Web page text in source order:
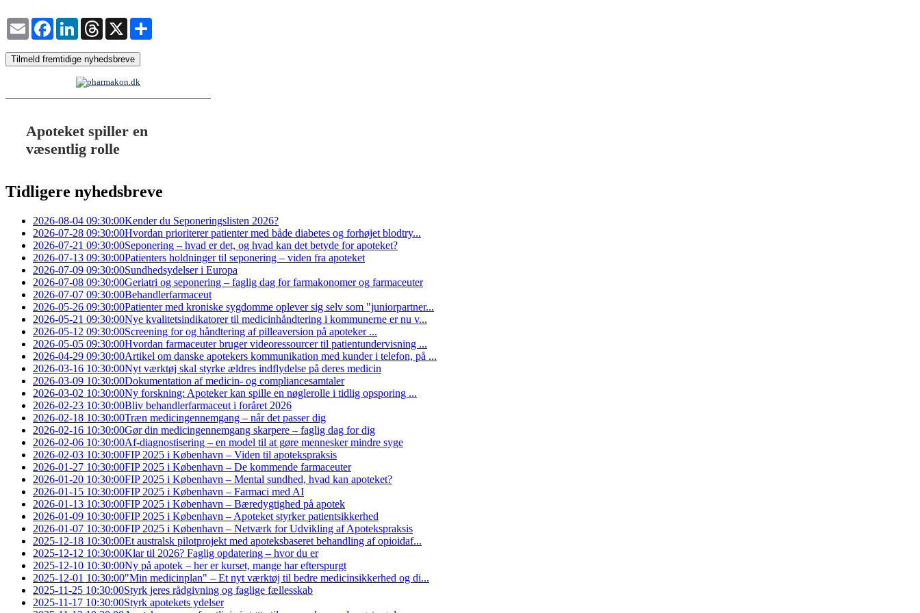
Email FacebookLinkedInThreadsX
Tilmeld fremtidige nyhedsbreve
Tidligere nyhedsbreve
2026-08-04 09:30:00Kender du Seponeringslisten 2026?
2026-07-28 09:30:00Hvordan prioriterer patienter med både diabetes og forhøjet blodtry...
2026-07-21 09:30:00Seponering – hvad er det, og hvad kan det betyde for apoteket?
2026-07-13 09:30:00Patienters holdninger til seponering – viden fra apoteket
2026-07-09 09:30:00Sundhedsydelser i Europa
2026-07-08 09:30:00Geriatri og seponering – faglig dag for farmakonomer og farmaceuter
2026-07-07 09:30:00Behandlerfarmaceut
2026-05-26 09:30:00Patienter med kroniske sygdomme oplever sig selv som "juniorpartner...
2026-05-21 09:30:00Nye kvalitetsindikatorer til medicinhåndtering i kommunerne er nu v...
2026-05-12 09:30:00Screening for og håndtering af pilleaversion på apoteker ...
2026-05-05 09:30:00Hvordan farmaceuter bruger videoressourcer til patientundervisning ...
2026-04-29 09:30:00Artikel om danske apotekers kommunikation med kunder i telefon, på ...
2026-03-16 10:30:00Nyt værktøj skal styrke ældres indflydelse på deres medicin
2026-03-09 10:30:00Dokumentation af medicin- og compliancesamtaler
2026-03-02 10:30:00Ny forskning: Apoteker kan spille en nøglerolle i tidlig opsporing ...
2026-02-23 10:30:00Bliv behandlerfarmaceut i foråret 2026
2026-02-18 10:30:00Træn medicingennemgang – når det passer dig
2026-02-16 10:30:00Gør din medicingennemgang skarpere – faglig dag for dig
2026-02-06 10:30:00Af-diagnostisering – en model til at gøre mennesker mindre syge
2026-02-03 10:30:00FIP 2025 i København – Viden til apotekspraksis
2026-01-27 10:30:00FIP 2025 i København – De kommende farmaceuter
2026-01-20 10:30:00FIP 2025 i København – Mental sundhed, hvad kan apoteket?
2026-01-15 10:30:00FIP 2025 i København – Farmaci med AI
2026-01-13 10:30:00FIP 2025 i København – Bæredygtighed på apotek
2026-01-09 10:30:00FIP 2025 i København – Apoteket styrker patientsikkerhed
2026-01-07 10:30:00FIP 2025 i København – Netværk for Udvikling af Apotekspraksis
2025-12-18 10:30:00Et australsk pilotprojekt med apoteksbaseret behandling af opioidaf...
2025-12-12 10:30:00Klar til 2026? Faglig opdatering – hvor du er
2025-12-10 10:30:00Ny på apotek – her er kurset, mange har efterspurgt
2025-12-01 10:30:00"Min medicinplan" – Et nyt værktøj til bedre medicinsikkerhed og di...
2025-11-25 10:30:00Styrk jeres rådgivning og faglige fællesskab
2025-11-17 10:30:00Styrk apotekets ydelser